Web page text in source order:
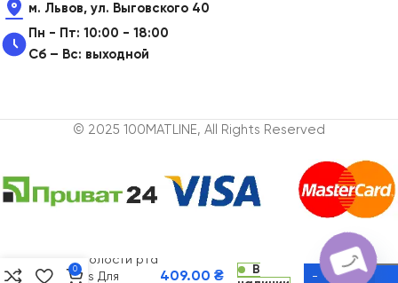
м. Львов, ул. Выговского 40
Пн - Пт: 10:00 - 18:00
Сб – Вс: выходной
© 2025 100MATLINE, All Rights Reserved
для полости рта
Marvis Для
409.00 ₴
В
0